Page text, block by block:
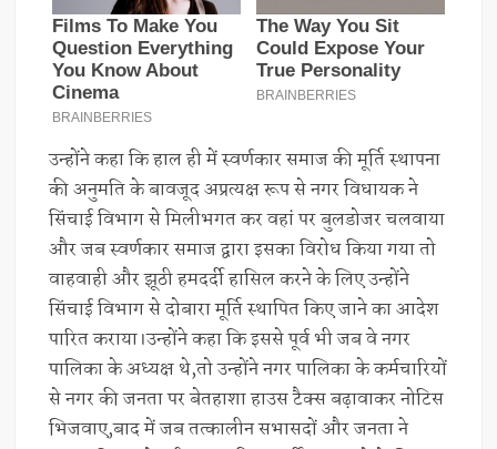
उन्होंने कहा कि हाल ही में स्वर्णकार समाज की मूर्ति स्थापना
की अनुमति के बावजूद अप्रत्यक्ष रूप से नगर विधायक ने
सिंचाई विभाग से मिलीभगत कर वहां पर बुलडोजर चलवाया
और जब स्वर्णकार समाज द्वारा इसका विरोध किया गया तो
वाहवाही और झूठी हमदर्दी हासिल करने के लिए उन्होंने
सिंचाई विभाग से दोबारा मूर्ति स्थापित किए जाने का आदेश
पारित कराया।उन्होंने कहा कि इससे पूर्व भी जब वे नगर
पालिका के अध्यक्ष थे,तो उन्होंने नगर पालिका के कर्मचारियों
से नगर की जनता पर बेतहाशा हाउस टैक्स बढ़ावाकर नोटिस
भिजवाए,बाद में जब तत्कालीन सभासदों और जनता ने